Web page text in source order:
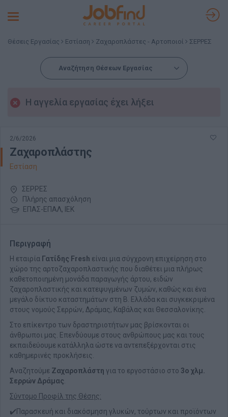
Toggle
Θέσεις Εργασίας Εστίαση Ζαχαροπλάστες - Αρτοποιοί ΣΕΡΡΕΣ
Αναζήτηση Θέσεων Εργασίας
Η αγγελία εργασίας έχει λήξει
2/6/2026
Ζαχαροπλάστης
Εστίαση
ΣΕΡΡΕΣ
Πλήρης απασχόληση
ΕΠΑΣ-ΕΠΑΛ, ΙΕΚ
Περιγραφή
Η εταιρία Γατίδης Fresh είναι μια σύγχρονη επιχείρηση στο
χώρο της αρτοζαχαροπλαστικής που διαθέτει μια πλήρως
καθετοποιημένη μονάδα παραγωγής άρτου, ειδών
ζαχαροπλαστικής και κατεψυγμένων ζυμών, καθώς και ένα
μεγάλο δίκτυο καταστημάτων στη Β. Ελλάδα και συγκεκριμένα
στους νομούς Σερρών, Δράμας, Καβάλας και Θεσσαλονίκης.
Στο επίκεντρο των δραστηριοτήτων μας βρίσκονται οι
άνθρωποι μας. Επενδύουμε στους ανθρώπους μας και τους
εκπαιδεύουμε κατάλληλα ώστε να αντεπεξέρχονται στις
καθημερινές προκλήσεις.
Aναζητούμε Ζαχαροπλάστη για το εργοστάσιο στο 3ο χλμ.
Σερρών Δράμας
Σύντομο Προφίλ της Θέσης:
✔️Παρασκευή και διακόσμηση γλυκών, τούρτων και προϊόντων